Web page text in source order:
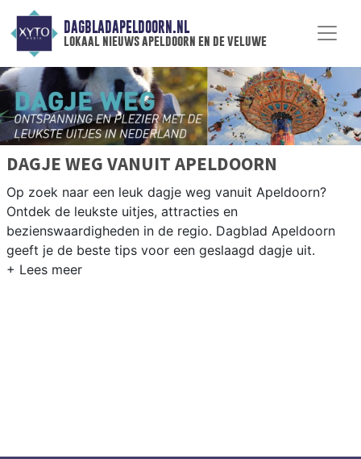
DAGBLADAPELDOORN.NL
lokaal nieuws apeldoorn en de veluwe
DAGJE WEG VANUIT APELDOORN
Op zoek naar een leuk dagje weg vanuit Apeldoorn?
Ontdek de leukste uitjes, attracties en
bezienswaardigheden in de regio. Dagblad Apeldoorn
geeft je de beste tips voor een geslaagd dagje uit.